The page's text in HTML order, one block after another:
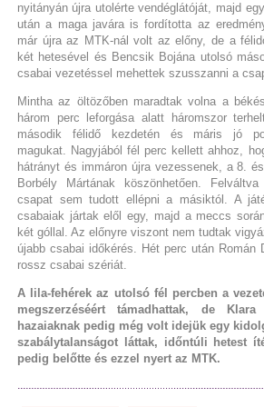
nyitányán újra utolérte vendéglátóját, majd
után a maga javára is fordította az
már újra az MTK-nál volt az előny, de a
két hetesével és Bencsik Bojána utolsó
csabai vezetéssel mehettek szusszanni a
Mintha az öltözőben maradtak volna a
három perc leforgása alatt háromszor
második félidő kezdetén és máris jó
magukat. Nagyjából fél perc kellett ahhoz,
hátrányt és immáron újra vezessenek, a 8.
Borbély Mártának köszönhetően.
csapat sem tudott ellépni a másiktól. A
csabaiak jártak elől egy, majd a meccs
két góllal. Az előnyre viszont nem tudtak
újabb csabai időkérés. Hét perc után Román
rossz csabai szériát.
A lila-fehérek az utolsó fél percben a
megszerzéséért támadhattak, de
hazaiaknak pedig még volt idejük egy
szabálytalanságot láttak, időntúli hetest
pedig belőtte és ezzel nyert az MTK.